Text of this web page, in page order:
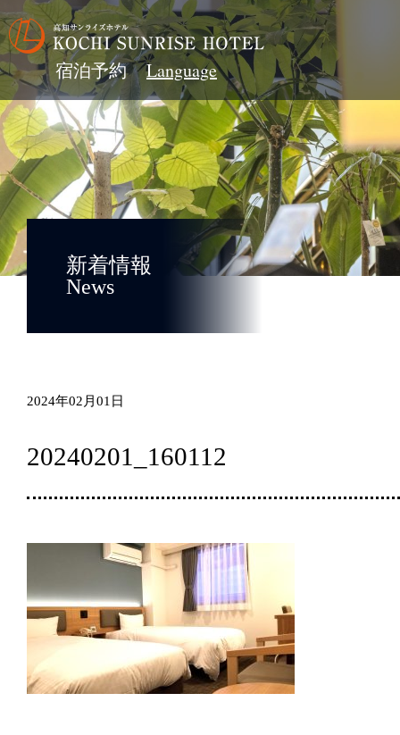
宿泊予約
新着情報
News
2024年02月01日
20240201_160112